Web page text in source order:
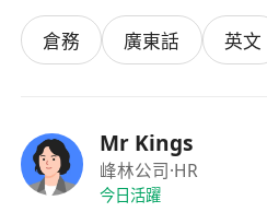
倉務 廣東話 英文
Mr Kings
峰林公司·HR
今日活躍